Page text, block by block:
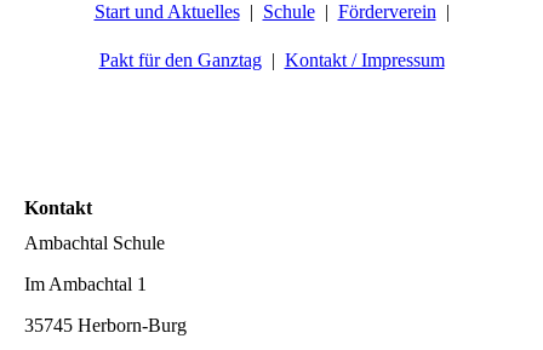
Start und Aktuelles Schule Förderverein
Pakt für den Ganztag Kontakt / Impressum
Kontakt
Ambachtal Schule
Im Ambachtal 1
35745 Herborn-Burg